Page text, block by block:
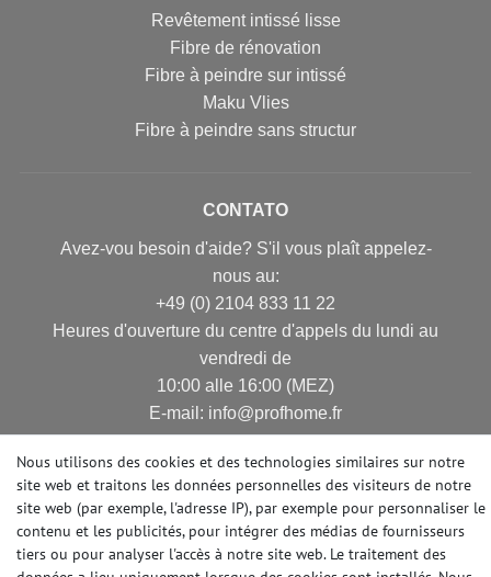
Revêtement intissé lisse
Fibre de rénovation
Fibre à peindre sur intissé
Maku Vlies
Fibre à peindre sans structur
CONTATO
Avez-vou besoin d'aide? S'il vous plaît appelez-
nous au:
+49 (0) 2104 833 11 22
Heures d'ouverture du centre d'appels du lundi au
vendredi de
10:00 alle 16:00 (MEZ)
E-mail: info@profhome.fr
MODES DE PAIEMENT
Nous utilisons des cookies et des technologies similaires sur notre
site web et traitons les données personnelles des visiteurs de notre
site web (par exemple, l'adresse IP), par exemple pour personnaliser le
contenu et les publicités, pour intégrer des médias de fournisseurs
tiers ou pour analyser l'accès à notre site web. Le traitement des